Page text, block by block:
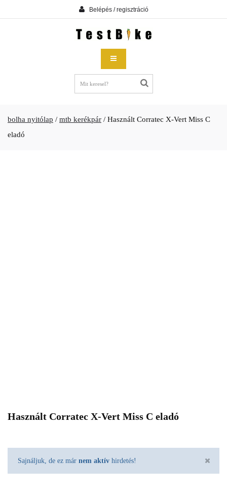
Belépés / regisztráció
bolha nyitólap / mtb kerékpár / Használt Corratec X-Vert Miss C
eladó
Használt Corratec X-Vert Miss C eladó
Sajnáljuk, de ez már nem aktív hirdetés!